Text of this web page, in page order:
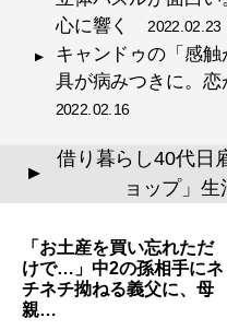
心に響く2022.02.23
キャンドゥの「感
具が病みつきに。
2022.02.16
▲
借り暮らし40代日
ョップ」
「お土産を買い忘れただ
けで…」中2の孫相手にネ
チネチ拗ねる義父に、母
親…